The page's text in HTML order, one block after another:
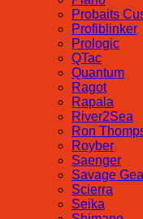
Probaits
Profiblinker
Prologic
QTac
Quantum
Ragot
Rapala
River2Sea
Ron
Royber
Saenger
Savage
Scierra
Seika